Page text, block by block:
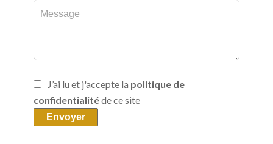
J’ai lu et j'accepte la politique de
confidentialitéde ce site
Envoyer